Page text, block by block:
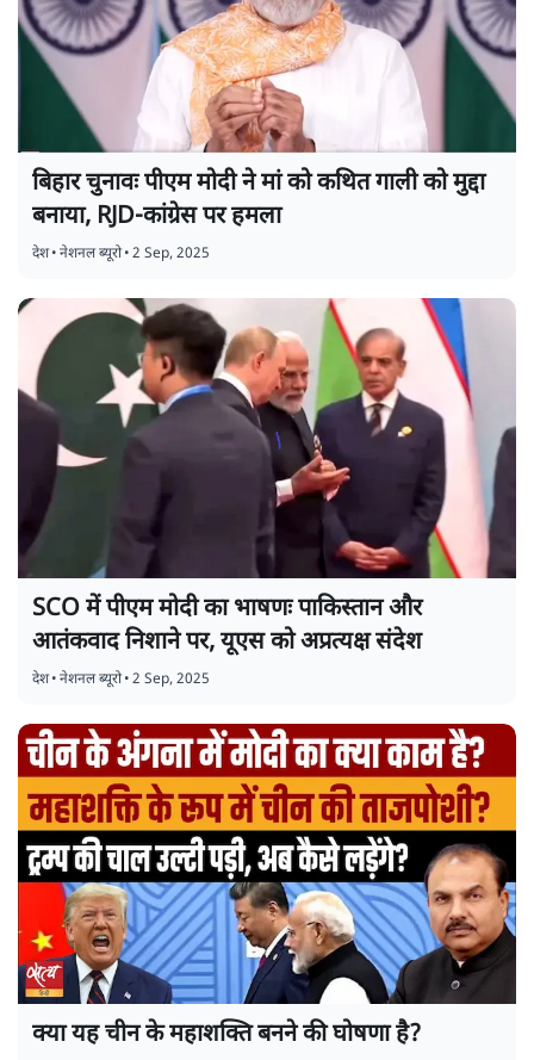
बिहार चुनावः पीएम मोदी ने मां को कथित गाली को मुद्दा
बनाया, RJD-कांग्रेस पर हमला
देश•नेशनल ब्यूरो•2 Sep, 2025
SCO में पीएम मोदी का भाषणः पाकिस्तान और
आतंकवाद निशाने पर, यूएस को अप्रत्यक्ष संदेश
देश•नेशनल ब्यूरो•2 Sep, 2025
क्या यह चीन के महाशक्ति बनने की घोषणा है?